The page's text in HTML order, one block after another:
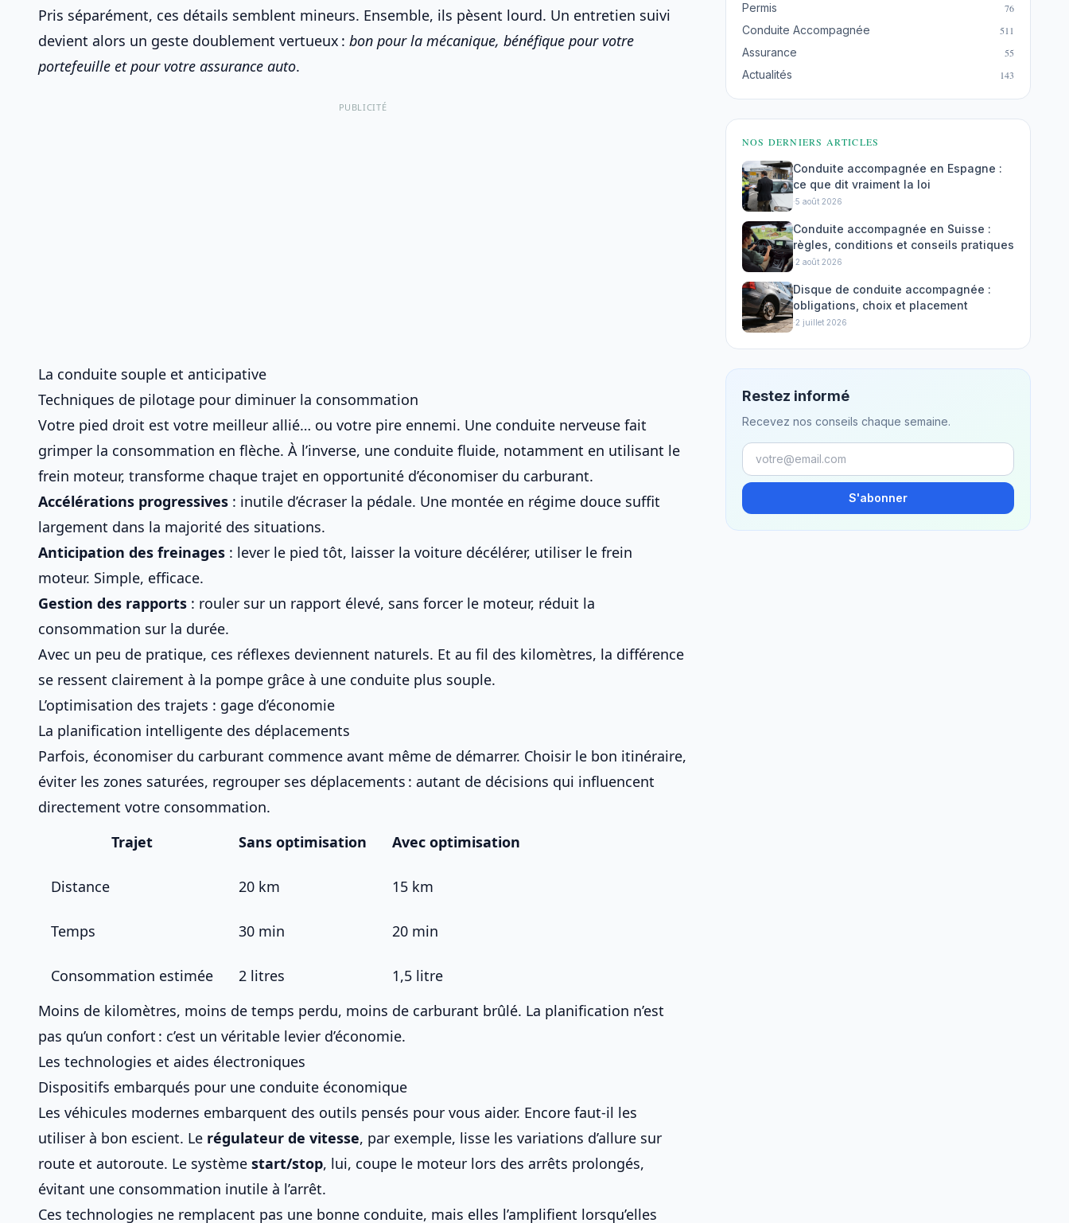
Pris séparément, ces détails semblent mineurs. Ensemble, ils pèsent lourd. Un entretien suivi
devient alors un geste doublement vertueux : bon pour la mécanique, bénéfique pour votre
portefeuille et pour votre assurance auto.
PUBLICITÉ
La conduite souple et anticipative
Techniques de pilotage pour diminuer la consommation
Votre pied droit est votre meilleur allié… ou votre pire ennemi. Une conduite nerveuse fait
grimper la consommation en flèche. À l’inverse, une conduite fluide, notamment en utilisant le
frein moteur, transforme chaque trajet en opportunité d’économiser du carburant.
Accélérations progressives : inutile d’écraser la pédale. Une montée en régime douce suffit
largement dans la majorité des situations.
Anticipation des freinages : lever le pied tôt, laisser la voiture décélérer, utiliser le frein
moteur. Simple, efficace.
Gestion des rapports : rouler sur un rapport élevé, sans forcer le moteur, réduit la
consommation sur la durée.
Avec un peu de pratique, ces réflexes deviennent naturels. Et au fil des kilomètres, la différence
se ressent clairement à la pompe grâce à une conduite plus souple.
L’optimisation des trajets : gage d’économie
La planification intelligente des déplacements
Parfois, économiser du carburant commence avant même de démarrer. Choisir le bon itinéraire,
éviter les zones saturées, regrouper ses déplacements : autant de décisions qui influencent
directement votre consommation.
Trajet
Sans optimisation Avec optimisation
Distance 20 km 15 km
Temps 30 min 20 min
Consommation estimée 2 litres
1,5 litre
Moins de kilomètres, moins de temps perdu, moins de carburant brûlé. La planification n’est
pas qu’un confort : c’est un véritable levier d’économie.
Les technologies et aides électroniques
Dispositifs embarqués pour une conduite économique
Les véhicules modernes embarquent des outils pensés pour vous aider. Encore faut-il les
utiliser à bon escient. Le régulateur de vitesse, par exemple, lisse les variations d’allure sur
route et autoroute. Le système start/stop, lui, coupe le moteur lors des arrêts prolongés,
évitant une consommation inutile à l’arrêt.
Ces technologies ne remplacent pas une bonne conduite, mais elles l’amplifient lorsqu’elles
Permis 76
Conduite Accompagnée 511
Assurance 55
Actualités 143
NOS DERNIERS ARTICLES
Conduite accompagnée en Espagne :
ce que dit vraiment la loi
·5 août 2026
Conduite accompagnée en Suisse :
règles, conditions et conseils pratiques
·2 août 2026
Disque de conduite accompagnée :
obligations, choix et placement
·2 juillet 2026
Restez informé
Recevez nos conseils chaque semaine.
S'abonner